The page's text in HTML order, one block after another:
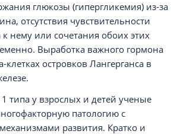
глюкозы (гипергликемия) из-за
отсутствия чувствительности
к нему или сочетания обоих этих
Выработка важного гормона
клетках островков Лангерганса в
типа у взрослых и детей ученые
патологию с
развития. Кратко и